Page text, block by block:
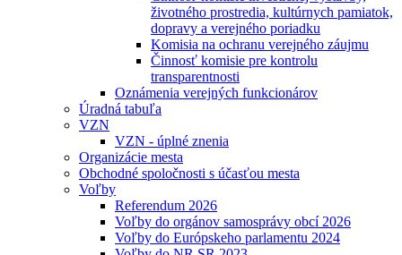
životného prostredia, kultúrnych pamiatok,
dopravy a verejného poriadku
Komisia na ochranu verejného záujmu
Činnosť komisie pre kontrolu
transparentnosti
Oznámenia verejných funkcionárov
Úradná tabuľa
VZN
VZN - úplné znenia
Organizácie mesta
Obchodné spoločnosti s účasťou mesta
Voľby
Referendum 2026
Voľby do orgánov samosprávy obcí 2026
Voľby do Európskeho parlamentu 2024